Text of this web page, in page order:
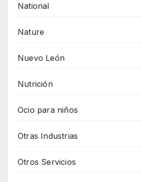
National
Nature
Nuevo León
Nutrición
Ocio para niños
Otras Industrias
Otros Servicios